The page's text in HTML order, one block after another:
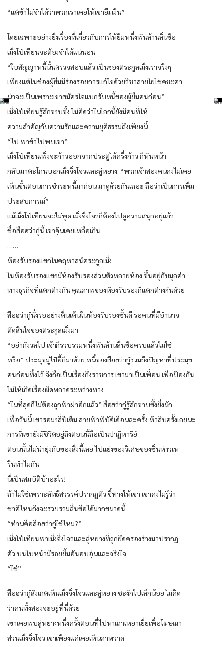
“แต่ข้าไม่จำได้ว่าพวกเราเคยให้เขายืมเงิน”
โดยเฉพาะอย่างยิ่งเรื่องที่เกี่ยวกับการให้ยืมหนึ่งพันล้านลิ่นซือ
เมิ่งโป่เทียนจะต้องจำได้แน่นอน
“ใบสัญญาหนี้นั้นตรวจสอบแล้ว เป็นของตระกูลเมิ่งเราจริงๆ
เพียงแต่ในช่องผู้ยืมมีร่องรอยการแก้ไขด้วยวิชาสายใยโชคชะตา
น่าจะเป็นเพราะเขาสมัครใจแบกรับหนี้ของผู้ยืมคนก่อน”
เมิ่งโป่เทียนรู้สึกซาบซึ้ง ไม่คิดว่าในโลกนี้ยังมีคนที่ให้
ความสำคัญกับความรักและความยุติธรรมถึงเพียงนี้
“ไป พาข้าไปพบเขา”
เมิ่งโป่เทียนเพิ่งจะก้าวออกจากประตูได้ครึ่งก้าว ก็หันหน้า
กลับมาตะโกนบอกเมิ่งจิ่งโจวและลู่หยาง: “พวกเจ้าสองคนคงไม่เคย
เห็นขั้นตอนการชำระหนี้มาก่อน มาดูด้วยกันเถอะ ถือว่าเป็นการเพิ่ม
ประสบการณ์”
แม้เมิ่งโป่เทียนจะไม่พูด เมิ่งจิ่งโจวก็ต้องไปดูความสนุกอยู่แล้ว
ชื่อสือฮว่ากู๋นี้ เขาคุ้นเคยเหลือเกิน
……
ห้องรับรองแขกในคฤหาสน์ตระกูลเมิ่ง
ในห้องรับรองแขกมีห้องรับรองส่วนตัวหลายห้อง ขึ้นอยู่กับมูลค่า
ทางธุรกิจที่แตกต่างกัน คุณภาพของห้องรับรองก็แตกต่างกันด้วย
สือฮว่ากู๋นั่งรออย่างตื่นเต้นในห้องรับรองชั้นดี รอคนที่มีอำนาจ
ตัดสินใจของตระกูลเมิ่งมา
“อย่ากังวลไป เจ้าก็รวบรวมหนึ่งพันล้านลิ่นซือครบแล้วไม่ใช่
หรือ” ประมุขมู่ไป๋อี้ก็มาด้วย หนี้ของสือฮว่ากู๋รวมถึงปัญหาที่ประมุข
คนก่อนทิ้งไว้ จึงถือเป็นเรื่องกึ่งราชการ เขามาเป็นเพื่อน เพื่อป้องกัน
ไม่ให้เกิดเรื่องผิดพลาดระหว่างทาง
“ในที่สุดก็ไม่ต้องถูกฟ้าผ่าอีกแล้ว” สือฮว่ากู๋รู้สึกซาบซึ้งยิ่งนัก
เพื่อวันนี้ เขารอมาสี่ปีเต็ม สายฟ้าพิบัติเดือนละครั้ง ห้าสิบครั้งเลยนะ
การที่เขายังมีชีวิตอยู่ถึงตอนนี้ถือเป็นปาฏิหาริย์
ตอนนั้นไม่น่ายุ่งกับของสิ่งนี้เลย ไปแย่งของวิเศษของชิ่นห่าวเห
รินทำไมกัน
นี่เป็นสมบัติบ้าอะไร!
ถ้าไม่ใช่เพราะลัทธิสวรรค์ปรากฏตัว ชี้ทางให้เขา เขาคงไม่รู้ว่า
ชาติไหนถึงจะรวบรวมลิ่นซือได้มากขนาดนี้
“ท่านคือสือฮว่ากู๋ใช่ไหม?”
เมิ่งโป่เทียนพาเมิ่งจิ่งโจวและลู่หยางที่ถูกยึดครองร่างมาปรากฏ
ตัว บนใบหน้ามีรอยยิ้มอันอบอุ่นและจริงใจ
“ใช่”
สือฮว่ากู๋สังเกตเห็นเมิ่งจิ่งโจวและลู่หยาง ชะงักไปเล็กน้อย ไม่คิด
ว่าคนทั้งสองจะอยู่ที่นี่ด้วย
เขาเคยพบลู่หยางหนึ่งครั้งตอนที่ไปหาเถาเหยาเยี่ยเพื่อโฆษณา
ส่วนเมิ่งจิ่งโจว เขาเพียงแค่เคยเห็นภาพวาด